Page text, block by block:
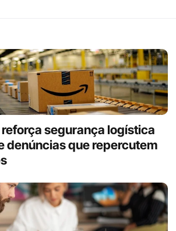
segurança logística
denúncias que repercutem